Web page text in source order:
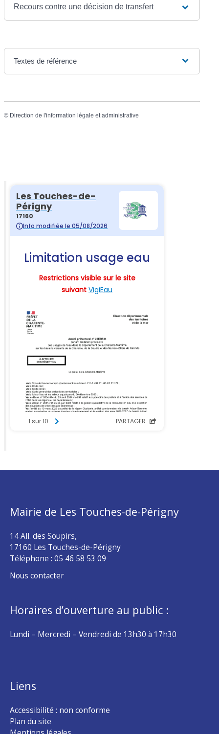
Recours contre une décision de transfert
Textes de référence
© Direction de l'information légale et administrative
Mairie de Les Touches-de-Périgny
14 All. des Soupirs,
17160 Les Touches-de-Périgny
Téléphone : 05 46 58 53 09
Nous contacter
Horaires d’ouverture au public :
Lundi – Mercredi – Vendredi de 13h30 à 17h30
Liens
Accessibilité : non conforme
Plan du site